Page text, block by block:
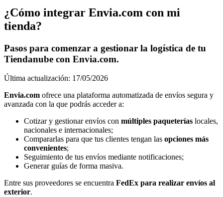
¿Cómo integrar Envia.com con mi
tienda?
Pasos para comenzar a gestionar la logística de tu
Tiendanube con Envia.com.
Última actualización: 17/05/2026
Envia.com ofrece una plataforma automatizada de envíos segura y
avanzada con la que podrás acceder a:
Cotizar y gestionar envíos con múltiples paqueterías locales,
nacionales e internacionales;
Compararlas para que tus clientes tengan las opciones más
convenientes;
Seguimiento de tus envíos mediante notificaciones;
Generar guías de forma masiva.
Entre sus proveedores se encuentra FedEx para realizar envíos al
exterior.